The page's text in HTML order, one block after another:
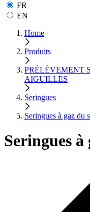
FR
EN
Home
Produits
PRÉLÈVEMENT
AIGUILLES
Seringues
Seringues à gaz du
Seringues à